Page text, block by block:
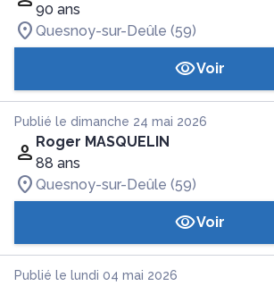
90 ans
Quesnoy-sur-Deûle (59)
Voir
Publié le dimanche 24 mai 2026
Roger MASQUELIN
88 ans
Quesnoy-sur-Deûle (59)
Voir
Publié le lundi 04 mai 2026